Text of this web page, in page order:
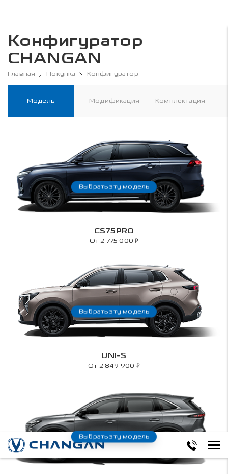
Конфигуратор
CHANGAN
Главная Покупка Конфигуратор
Модель Модификация Комплектация
CS75PRO
От 2 775 000₽
Выбрать эту модель
UNI-S
От 2 849 900 ₽
Выбрать эту модель
Выбрать эту модель